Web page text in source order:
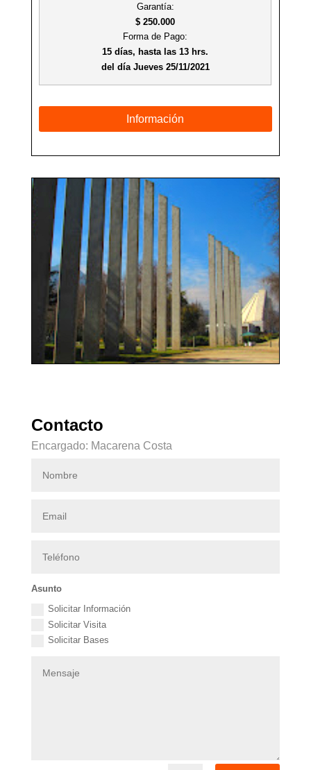
Garantía:
$ 250.000
Forma de Pago:
15 días, hasta las 13 hrs.
del día Jueves 25/11/2021
Información
Contacto
Encargado: Macarena Costa
Asunto
Solicitar Información
Solicitar Visita
Solicitar Bases